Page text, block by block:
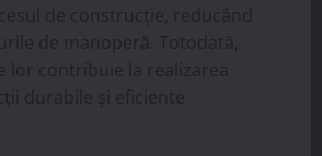
de construcție, reducând
de manoperă. Totodată,
lor contribuie la realizarea
durabile și eficiente